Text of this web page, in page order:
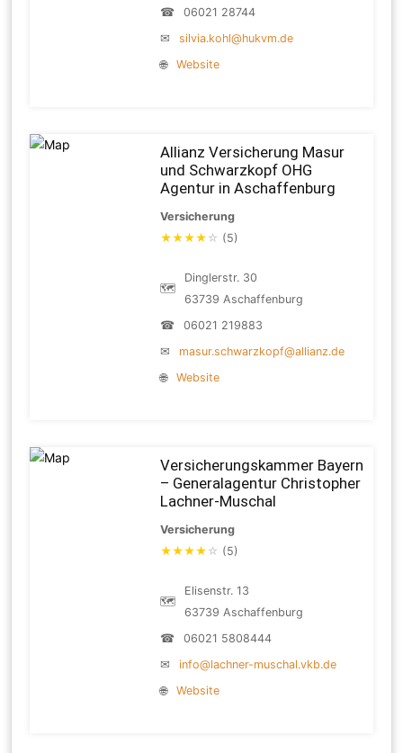
☎
06021 28744
✉
silvia.kohl@hukvm.de
🌐
Website
Allianz Versicherung Masur
und Schwarzkopf OHG
Agentur in Aschaffenburg
Versicherung
★★★★ ☆ (5)
🗺
Dinglerstr. 30
63739 Aschaffenburg
☎
06021 219883
✉
masur.schwarzkopf@allianz.de
🌐
Website
Versicherungskammer Bayern
– Generalagentur Christopher
Lachner-Muschal
Versicherung
★★★★ ☆ (5)
🗺
Elisenstr. 13
63739 Aschaffenburg
☎
06021 5808444
✉
info@lachner-muschal.vkb.de
🌐
Website